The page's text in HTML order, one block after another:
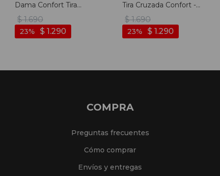
Dama Confort Tira
Cruzada C/ Aplique -
Camel
$ 1.690
$ 1.290
23
Tira Cruzada Confort -
Marron
$ 1.690
$ 1.290
23
COMPRA
Preguntas frecuentes
Cómo comprar
Envíos y entregas